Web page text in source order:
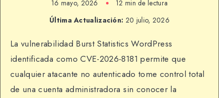
16 mayo, 2026
12 min de lectura
Última Actualización: 20 julio, 2026
La vulnerabilidad Burst Statistics WordPress
identificada como CVE-2026-8181 permite que
cualquier atacante no autenticado tome control total
de una cuenta administradora sin conocer la